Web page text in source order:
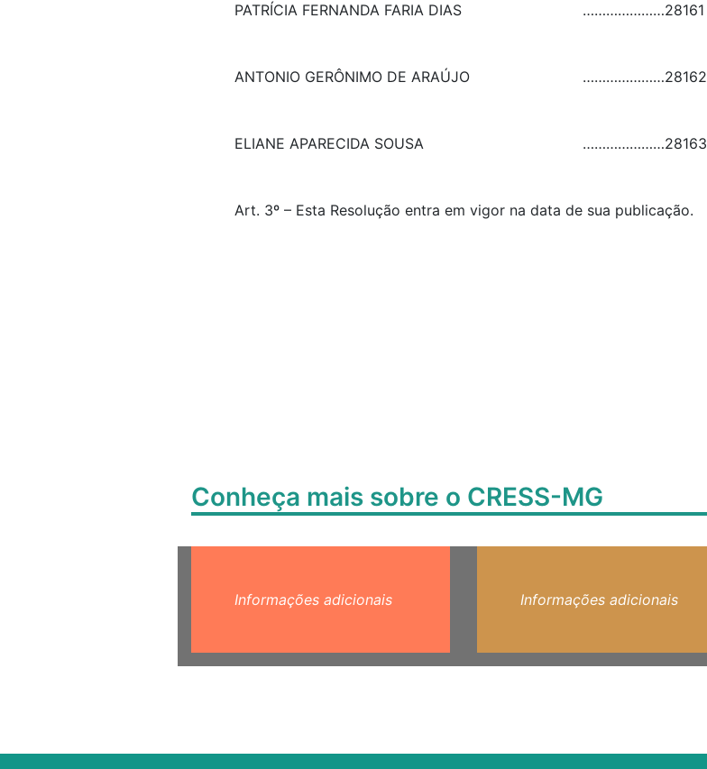
PATRÍCIA FERNANDA FARIA DIAS …………………28161
ANTONIO GERÔNIMO DE ARAÚJO …………………28162
ELIANE APARECIDA SOUSA …………………28163
Art. 3º – Esta Resolução entra em vigor na data de sua publicação.
Conheça mais sobre o CRESS-MG
Informações adicionais Informações adicionais